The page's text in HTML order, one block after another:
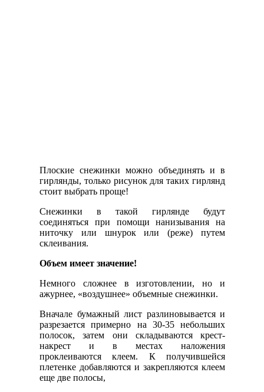
Плоские снежинки можно объединять и в
гирлянды, только рисунок для таких гирлянд
стоит выбрать проще!
Снежинки в такой гирлянде будут
соединяться при помощи нанизывания на
ниточку или шнурок или (реже) путем
склеивания.
Объем имеет значение!
Немного сложнее в изготовлении, но и
ажурнее, «воздушнее» объемные снежинки.
Вначале бумажный лист разлиновывается и
разрезается примерно на 30-35 небольших
полосок, затем они складываются крест-
накрест и в местах наложения
проклеиваются клеем. К получившейся
плетенке добавляются и закрепляются клеем
еще две полосы,